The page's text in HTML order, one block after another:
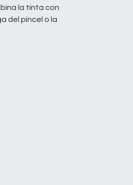
la tinta con
del pincel o la